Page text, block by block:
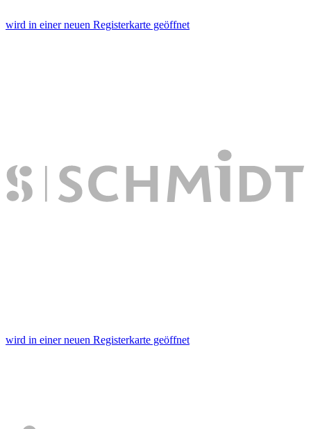
wird in einer neuen Registerkarte geöffnet
wird in einer neuen Registerkarte geöffnet